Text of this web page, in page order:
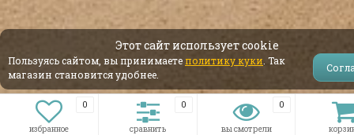
0
избранное
0
сравнить
0
вы смотрели
Этот сайт использует cookie
Пользуясь сайтом, вы принимаете политику куки . Так
магазин становится удобнее.